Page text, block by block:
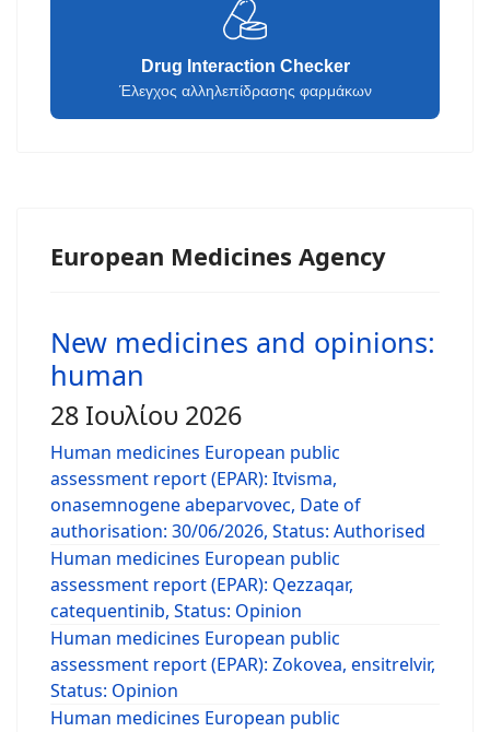
Drug Interaction Checker
Έλεγχος αλληλεπίδρασης φαρμάκων
European Medicines Agency
New medicines and opinions:
human
28 Ιουλίου 2026
Human medicines European public
assessment report (EPAR): Itvisma,
onasemnogene abeparvovec, Date of
authorisation: 30/06/2026, Status: Authorised
Human medicines European public
assessment report (EPAR): Qezzaqar,
catequentinib, Status: Opinion
Human medicines European public
assessment report (EPAR): Zokovea, ensitrelvir,
Status: Opinion
Human medicines European public